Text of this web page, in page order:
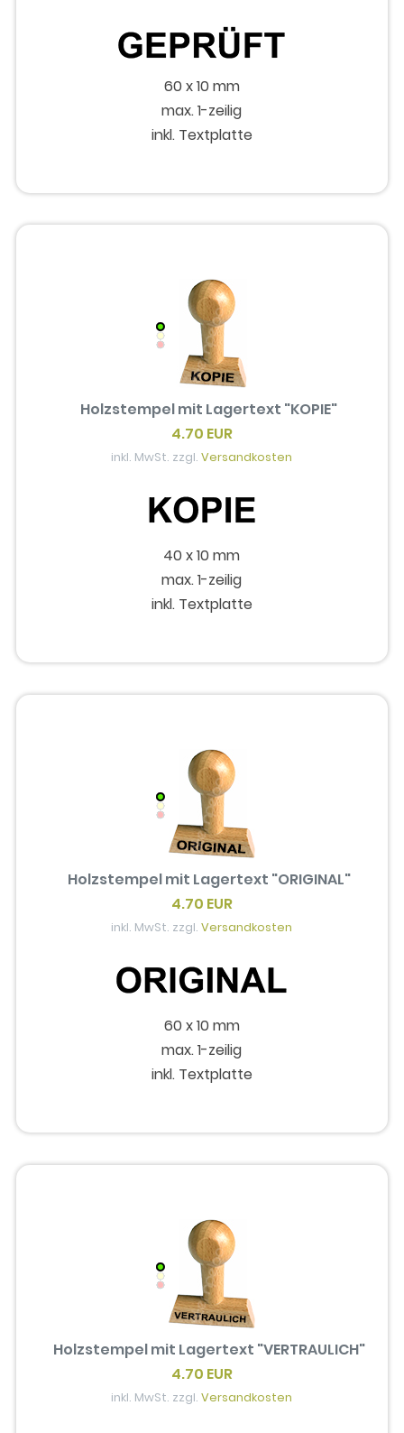
60 x 10 mm
max. 1-zeilig
inkl. Textplatte
Holzstempel mit Lagertext "KOPIE"
4.70 EUR
inkl. MwSt. zzgl.Versandkosten
40 x 10 mm
max. 1-zeilig
inkl. Textplatte
Holzstempel mit Lagertext "ORIGINAL"
4.70 EUR
inkl. MwSt. zzgl.Versandkosten
60 x 10 mm
max. 1-zeilig
inkl. Textplatte
Holzstempel mit Lagertext "VERTRAULICH"
4.70 EUR
inkl. MwSt. zzgl.Versandkosten